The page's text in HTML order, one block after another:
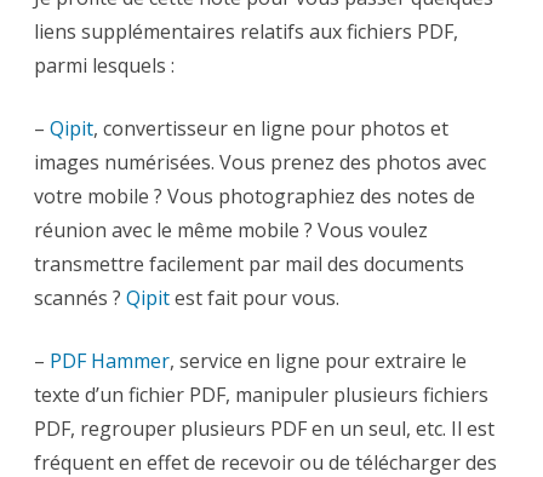
liens supplémentaires relatifs aux fichiers PDF,
parmi lesquels :
– Qipit, convertisseur en ligne pour photos et
images numérisées. Vous prenez des photos avec
votre mobile ? Vous photographiez des notes de
réunion avec le même mobile ? Vous voulez
transmettre facilement par mail des documents
scannés ? Qipitest fait pour vous.
– PDF Hammer, service en ligne pour extraire le
texte d’un fichier PDF, manipuler plusieurs fichiers
PDF, regrouper plusieurs PDF en un seul, etc. Il est
fréquent en effet de recevoir ou de télécharger des